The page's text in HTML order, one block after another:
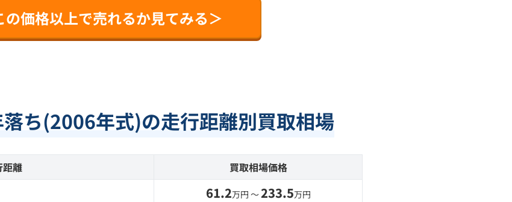
の価格以上で売れるか見てみる＞
ち(2006年式)の走行距離別買取相場
距離
買取相場価格
61.2万円 〜233.5万円